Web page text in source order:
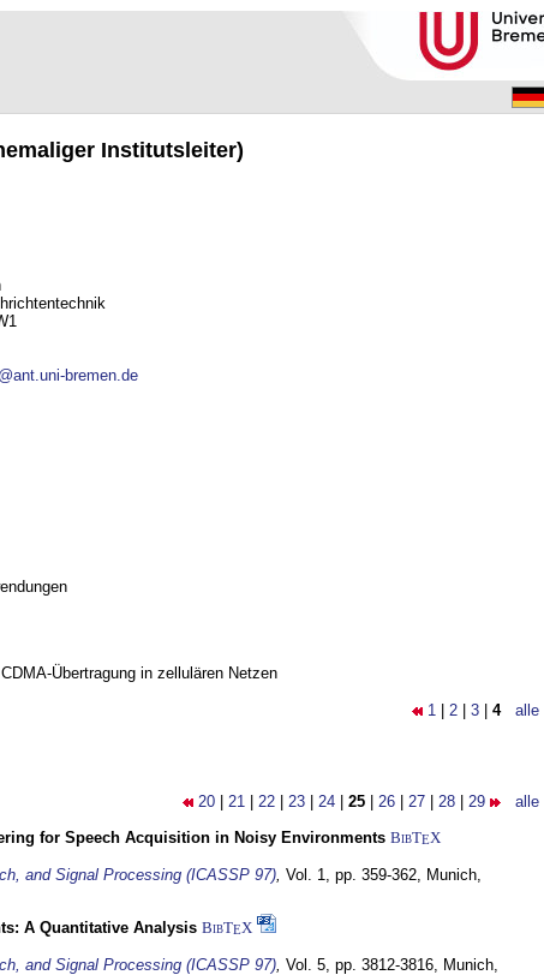
Institutsleiter)
bremen.de
Übertragung in zellulären Netzen
1 2 3 4 alle
20 21 22 23 24 25 26 27 28 29 alle
for Speech Acquisition in Noisy Environments BibTEX
and Signal Processing (ICASSP 97), Vol. 1, pp. 359-362, Munich,
A Quantitative Analysis BibTEX
and Signal Processing (ICASSP 97), Vol. 5, pp. 3812-3816, Munich,